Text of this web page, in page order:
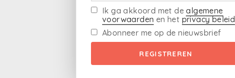
Ik ga akkoord met dealgemene
voorwaarden en het privacy beleid
Abonneer me op de nieuwsbrief
REGISTREREN